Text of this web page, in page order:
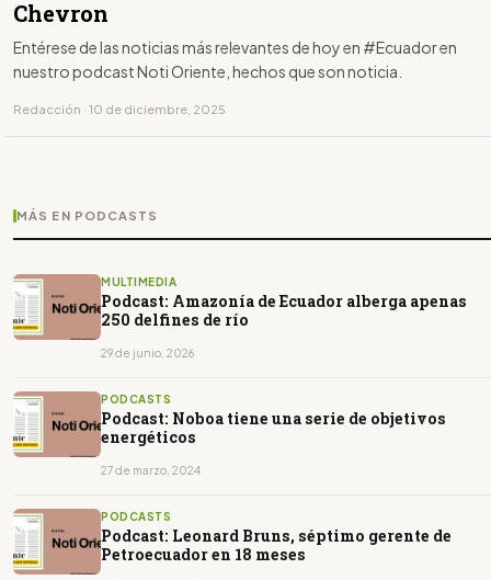
Chevron
Entérese de las noticias más relevantes de hoy en #Ecuador en
nuestro podcast Noti Oriente, hechos que son noticia.
Redacción · 10 de diciembre, 2025
MÁS EN PODCASTS
MULTIMEDIA
Podcast: Amazonía de Ecuador alberga apenas
250 delfines de río
29 de junio, 2026
PODCASTS
Podcast: Noboa tiene una serie de objetivos
energéticos
27 de marzo, 2024
PODCASTS
Podcast: Leonard Bruns, séptimo gerente de
Petroecuador en 18 meses